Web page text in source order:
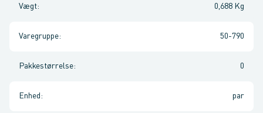
Vægt: 0,688 Kg
Varegruppe: 50-790
Pakkestørrelse: 0
Enhed : par